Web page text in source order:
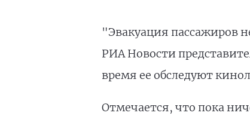
"Эвакуация пассажиров
РИА Новости
время ее обследуют
Отмечается, что пока